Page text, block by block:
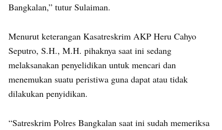
Bangkalan,” tutur Sulaiman.
Menurut keterangan Kasatreskrim AKP Heru Cahyo
Seputro, S.H., M.H. pihaknya saat ini sedang
melaksanakan penyelidikan untuk mencari dan
menemukan suatu peristiwa guna dapat atau tidak
dilakukan penyidikan.
“Satreskrim Polres Bangkalan saat ini sudah memeriksa